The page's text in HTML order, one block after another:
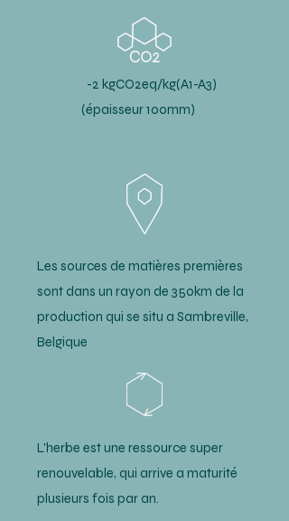
-2 kgCO2eq/kg(A1-A3)
(épaisseur 100mm)
Les sources de matières premières
sont dans un rayon de 350km de la
production qui se situ a Sambreville,
Belgique
L'herbe est une ressource super
renouvelable, qui arrive a maturité
plusieurs fois par an.